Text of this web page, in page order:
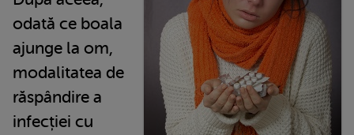
odată ce boala
ajunge la om,
modalitatea de
răspândire a
infecției cu